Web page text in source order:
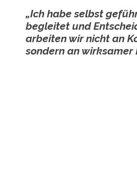
„Ich habe selbst
begleitet und
arbeiten wir nicht an
sondern an